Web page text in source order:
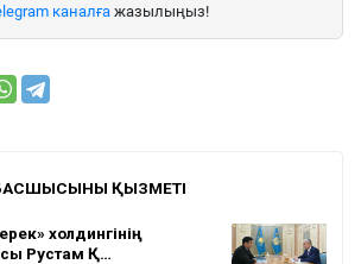
каналғажазылыңыз!
ҚЫЗМЕТІ
холдингінің
Рустам Қ…